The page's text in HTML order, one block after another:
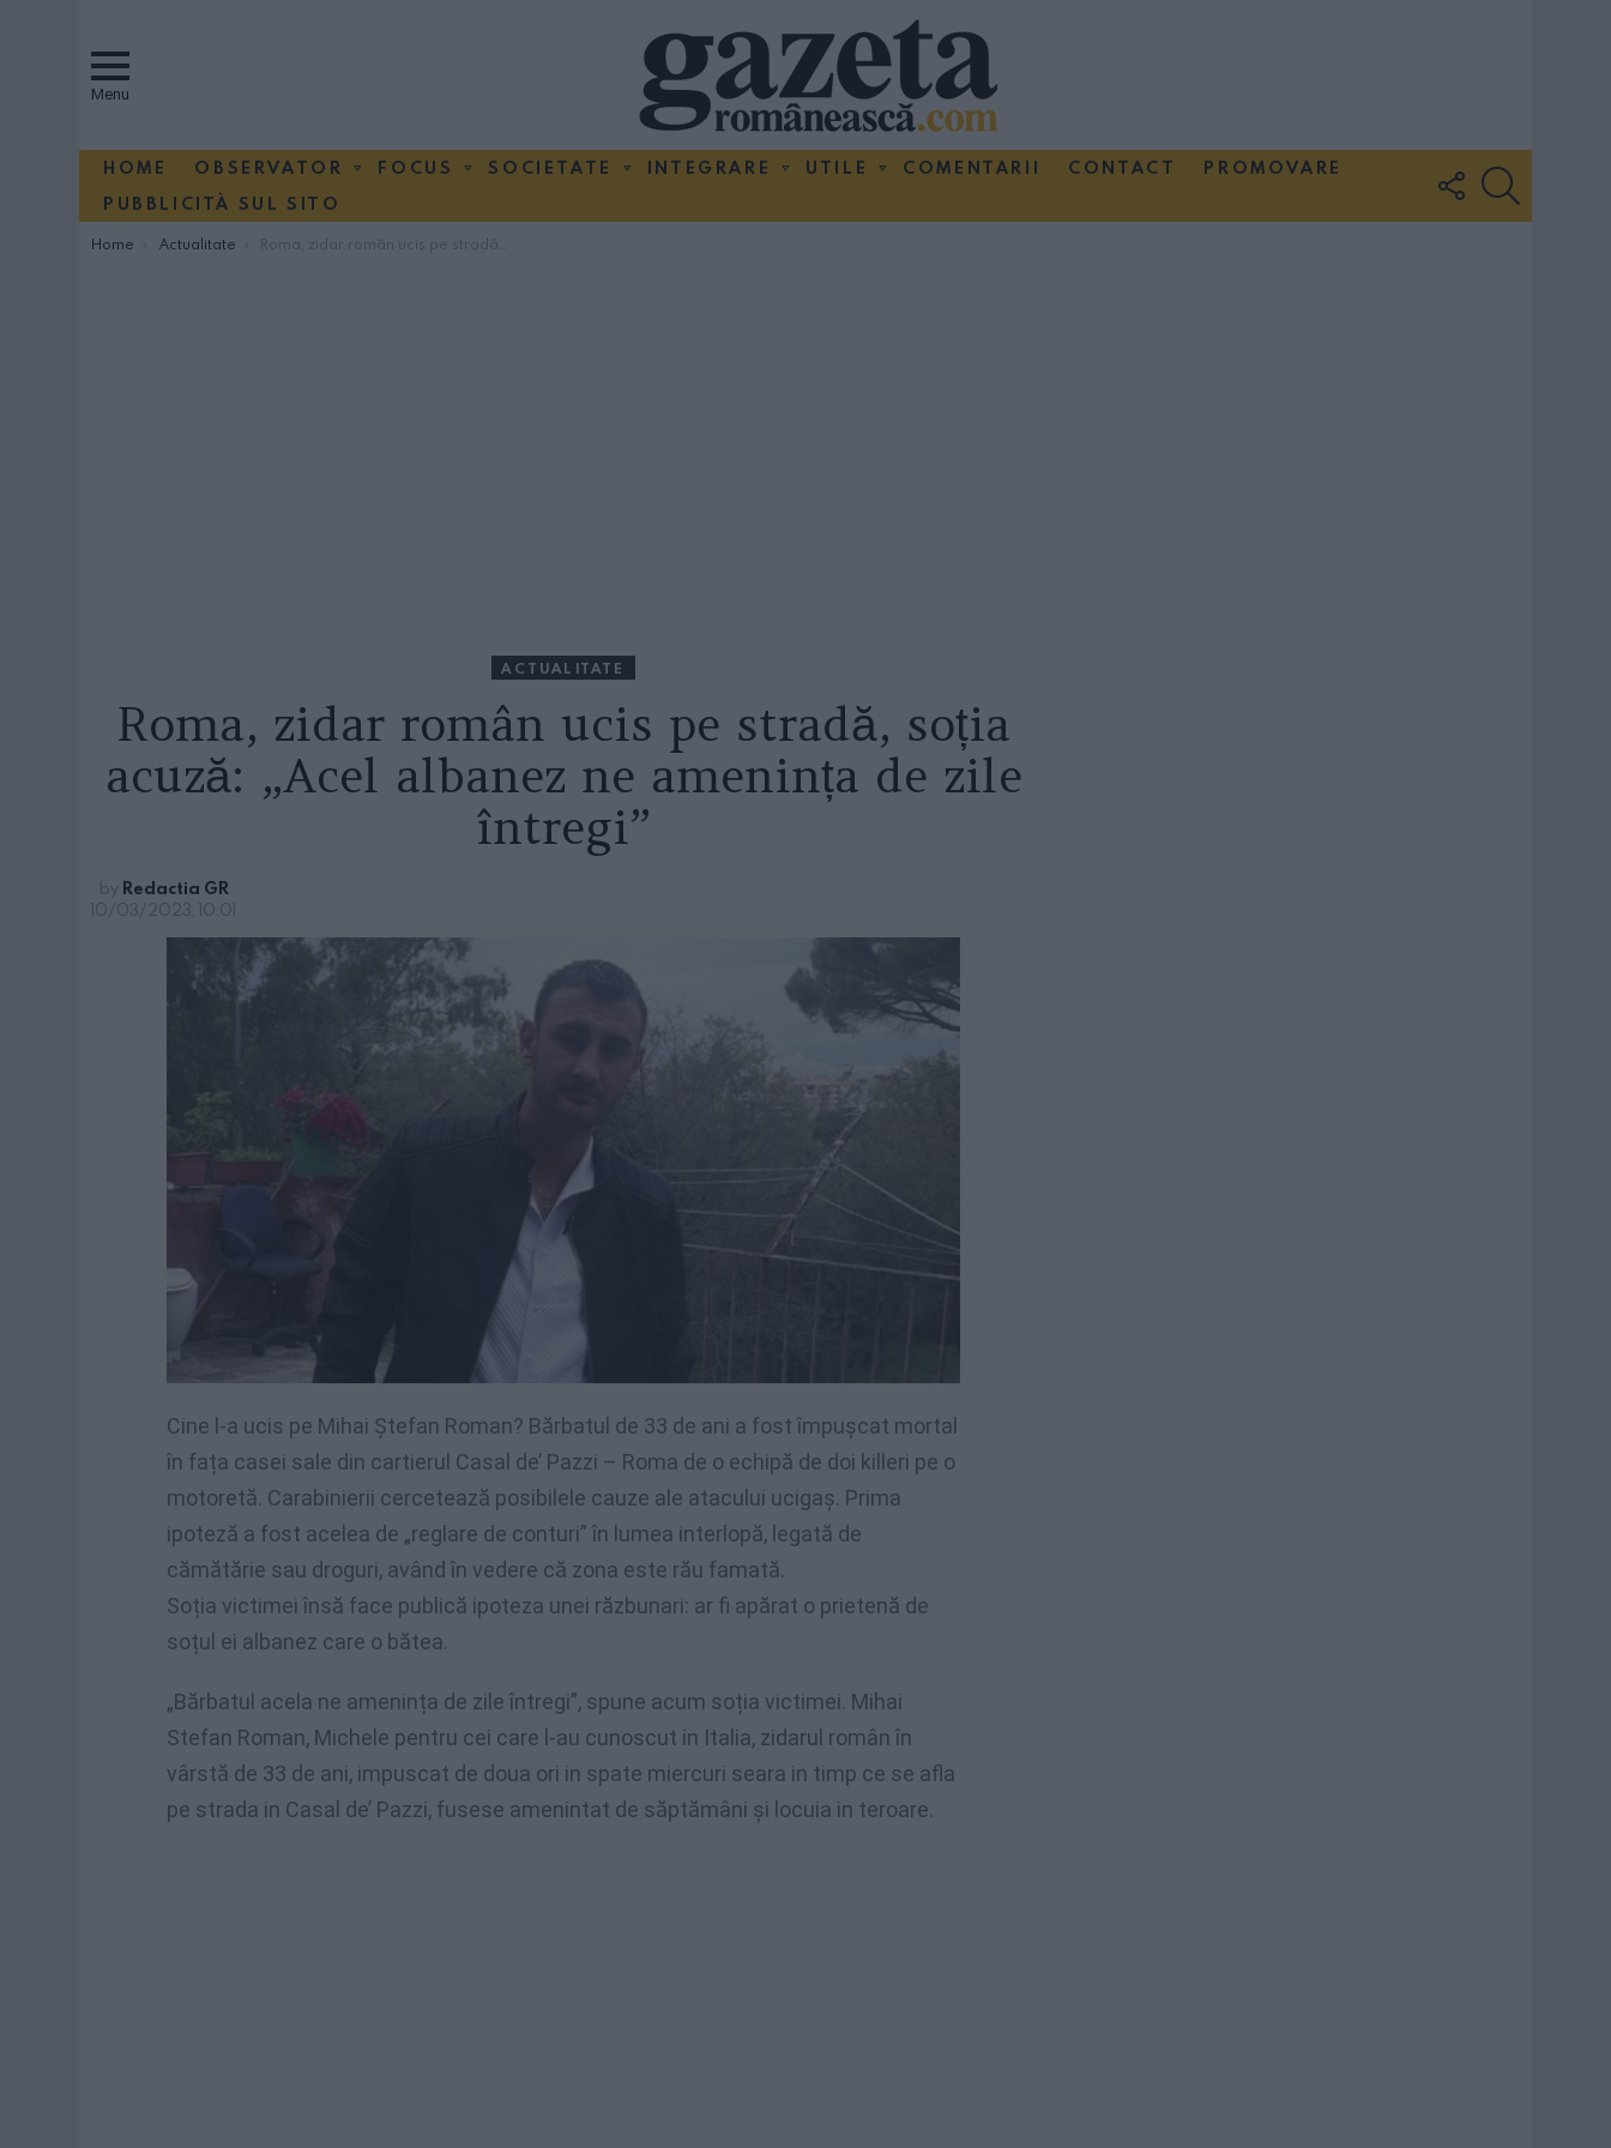
Menu
HOME OBSERVATOR FOCUS SOCIETATE INTEGRARE UTILE COMENTARII CONTACT
PROMOVARE
PUBBLICITÀ SUL SITO
FOLLOW
US
You are here:
Home Actualitate Roma, zidar român ucis pe stradă, soția acuză: „Acel albanez ne amenința de zile întregi”
ACTUALITATE
Roma, zidar român ucis pe stradă, soția
acuză: „Acel albanez ne amenința de zile
întregi”
by Redactia GR
10/03/2023, 10:01
Cine l-a ucis pe Mihai Ștefan Roman? Bărbatul de 33 de ani a fost împușcat mortal
în fața casei sale din cartierul Casal de’ Pazzi – Roma de o echipă de doi killeri pe o
motoretă. Carabinierii cercetează posibilele cauze ale atacului ucigaș. Prima
ipoteză a fost acelea de „reglare de conturi” în lumea interlopă, legată de
cămătărie sau droguri, având în vedere că zona este rău famată.
Soția victimei însă face publică ipoteza unei răzbunari: ar fi apărat o prietenă de
soțul ei albanez care o bătea.
„Bărbatul acela ne amenința de zile întregi”, spune acum soția victimei. Mihai
Stefan Roman, Michele pentru cei care l-au cunoscut in Italia, zidarul român în
vârstă de 33 de ani, impuscat de doua ori in spate miercuri seara in timp ce se afla
pe strada in Casal de’ Pazzi, fusese amenintat de săptămâni și locuia in teroare.